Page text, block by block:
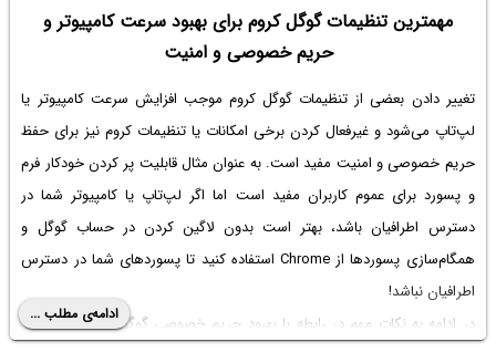
مهمترین تنظیمات گوگل کروم برای بهبود سرعت کامپیوتر و
حریم خصوصی و امنیت
تغییر دادن بعضی از تنظیمات گوگل کروم موجب افزایش سرعت کامپیوتر یا
لپ‌تاپ می‌شود و غیرفعال کردن برخی امکانات یا تنظیمات کروم نیز برای حفظ
حریم خصوصی و امنیت مفید است. به عنوان مثال قابلیت پر کردن خودکار فرم
و پسورد برای عموم کاربران مفید است اما اگر لپ‌تاپ یا کامپیوتر شما در
دسترس اطرافیان باشد، بهتر است بدون لاگین کردن در حساب گوگل و
همگام‌سازی پسوردها از Chrome استفاده کنید تا پسوردهای شما در دسترس
اطرافیان نباشد!
در ادامه به نکات مهم در رابطه با بهبود حریم خصوصی گوگل کرومو برخی از
ادامه‌ی مطلب ...